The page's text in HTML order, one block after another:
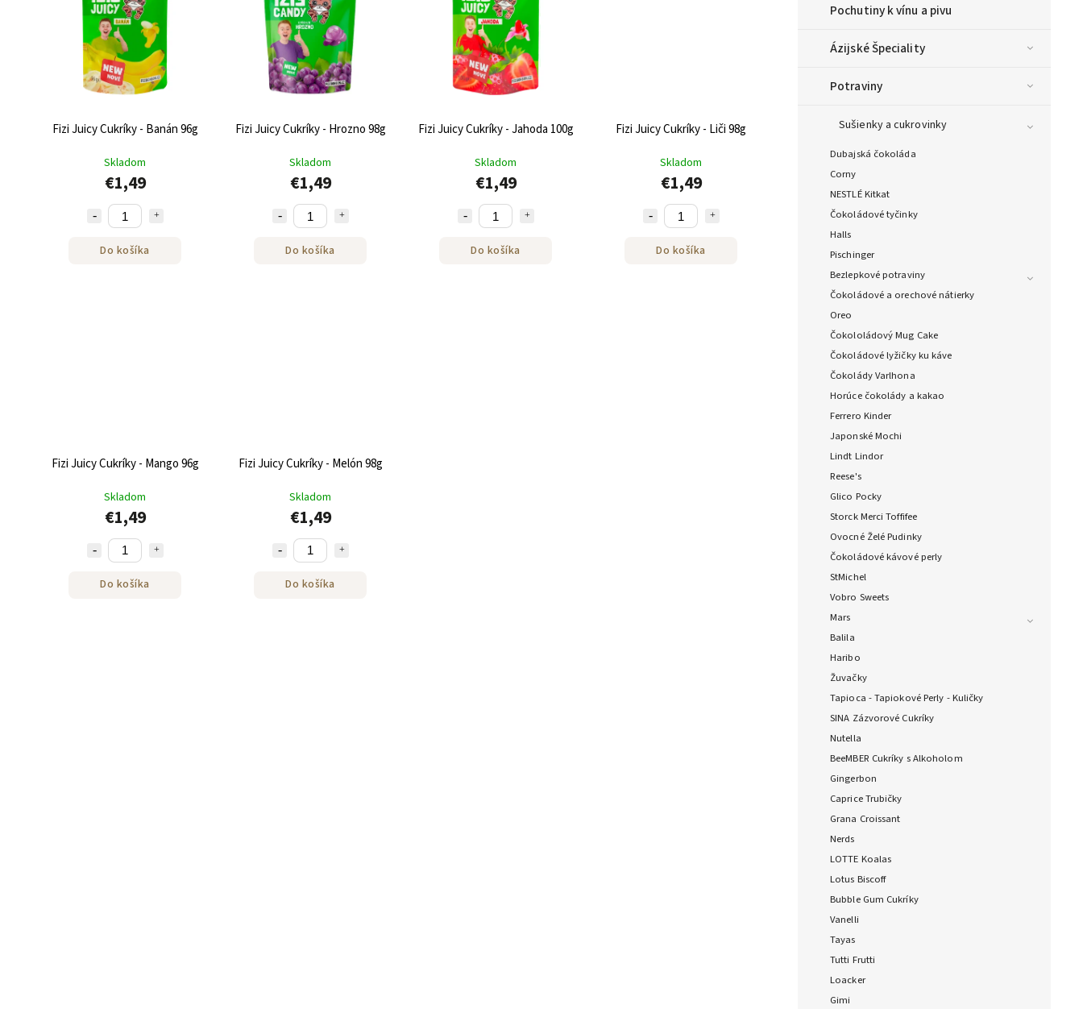
Pochutiny k vínu a pivu
Ázijské Špeciality
Potraviny
Sušienky a cukrovinky
Dubajská čokoláda
Corny
NESTLÉ Kitkat
Čokoládové tyčinky
Halls
Pischinger
Bezlepkové potraviny
Čokoládové a orechové nátierky
Oreo
Čokololádový Mug Cake
Čokoládové lyžičky ku káve
Čokolády Varlhona
Horúce čokolády a kakao
Ferrero Kinder
Japonské Mochi
Lindt Lindor
Reese's
Glico Pocky
Storck Merci Toffifee
Ovocné Želé Pudinky
Čokoládové kávové perly
StMichel
Vobro Sweets
Mars
Balila
Haribo
Žuvačky
Tapioca - Tapiokové Perly - Kuličky
SINA Zázvorové Cukríky
Nutella
BeeMBER Cukríky s Alkoholom
Gingerbon
Caprice Trubičky
Grana Croissant
Nerds
LOTTE Koalas
Lotus Biscoff
Bubble Gum Cukríky
Vanelli
Tayas
Tutti Frutti
Loacker
Gimi
Fizi Juicy Cukríky - Banán 96g
Skladom
€1,49
Do košíka
Fizi Juicy Cukríky - Hrozno 98g
Skladom
€1,49
Do košíka
Fizi Juicy Cukríky - Jahoda 100g
Skladom
€1,49
Do košíka
Fizi Juicy Cukríky - Liči 98g
Skladom
€1,49
Do košíka
Fizi Juicy Cukríky - Mango 96g
Skladom
€1,49
Do košíka
Fizi Juicy Cukríky - Melón 98g
Skladom
€1,49
Do košíka